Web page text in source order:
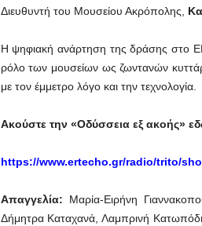
Διευθυντή του Μουσείου Ακρόπολης,
Η ψηφιακή ανάρτηση της δράσης στο
ρόλο των μουσείων ως ζωντανών
με τον έμμετρο λόγο και την τεχνολογία.
Ακούστε την «Οδύσσεια εξ ακοής»
https://www.ertecho.gr/radio/trito/
Απαγγελία: Μαρία-Ειρήνη
Δήμητρα Καταχανά, Λαμπρινή